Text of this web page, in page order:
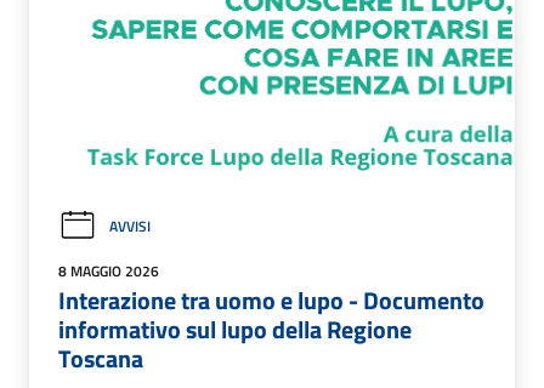
AVVISI
8 MAGGIO 2026
Interazione tra uomo e lupo - Documento
informativo sul lupo della Regione
Toscana